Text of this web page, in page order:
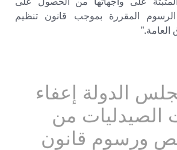
الرسوم المقررة بموجب قانون تنظيم
العامة.”
الدولة إعفاء
الصيدليات من
ورسوم قانون